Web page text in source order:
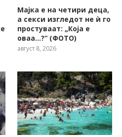
Мајка е на четири деца,
а секси изгледот не ѝ го
простуваат: „Која е
оваа…?“ (ФОТО)
август 8, 2026